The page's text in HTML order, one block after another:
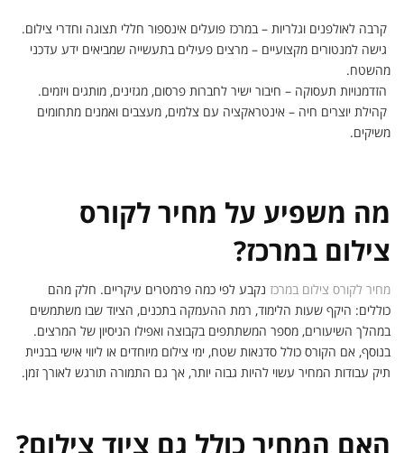
קרבה לאולפנים וגלריות – במרכז פועלים אינספור חללי תצוגה וחדרי צילום.
גישה למנטורים מקצועיים – מרצים פעילים בתעשייה שמביאים ידע עדכני
מהשטח.
הזדמנויות תעסוקה – חיבור ישיר לחברות פרסום, מגזינים, מותגים ויזמים.
קהילת יוצרים חיה – אינטראקציה עם צלמים, מעצבים ואמנים מתחומים
משיקים.
מה משפיע על מחיר לקורס
צילום במרכז?
מחיר לקורס צילום במרכז נקבע לפי כמה פרמטרים עיקריים. חלק מהם
כוללים: היקף שעות הלימוד, רמת ההעמקה בתכנים, הציוד שבו משתמשים
במהלך השיעורים, מספר המשתתפים בקבוצה ואפילו הניסיון של המרצים.
בנוסף, אם הקורס כולל סדנאות שטח, ימי צילום מיוחדים או ליווי אישי בבניית
תיק עבודות המחיר עשוי להיות גבוה יותר, אך גם התמורה תורגש לאורך זמן.
האם המחיר כולל גם ציוד צילום?